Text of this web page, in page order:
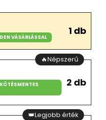
VÁSÁRLÁSSAL 1 db
🔥Népszerű
2 db
👑Legjobb érték